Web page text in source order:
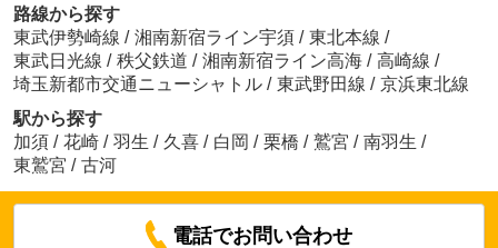
路線から探す
東武伊勢崎線 / 湘南新宿ライン宇須 / 東北本線 /
東武日光線 / 秩父鉄道 / 湘南新宿ライン高海 / 高崎線 /
埼玉新都市交通ニューシャトル / 東武野田線 / 京浜東北線
駅から探す
加須 / 花崎 / 羽生 / 久喜 / 白岡 / 栗橋 / 鷲宮 / 南羽生 /
東鷲宮 / 古河
電話でお問い合わせ